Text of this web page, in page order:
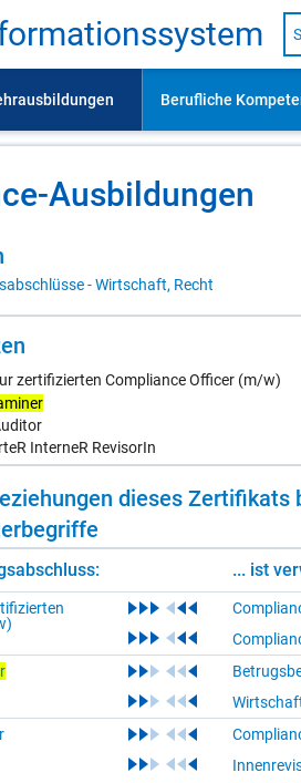
Aus­bil­dun­gen
- Wirtschaft, Recht
zertifizierten Compliance Officer (m/w)
InterneR RevisorIn
die­ses
... ist